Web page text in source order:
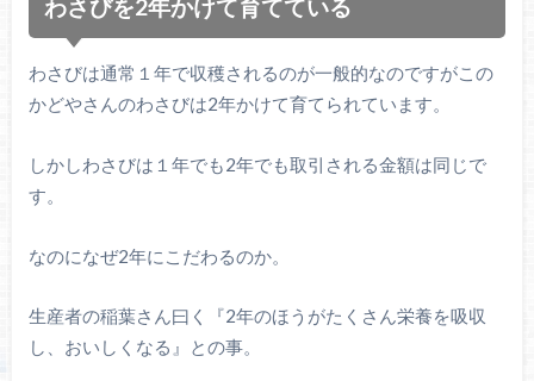
わさびを2年かけて育てている
わさびは通常１年で収穫されるのが一般的なのですがこの
かどやさんのわさびは2年かけて育てられています。
しかしわさびは１年でも2年でも取引される金額は同じで
す。
なのになぜ2年にこだわるのか。
生産者の稲葉さん曰く『2年のほうがたくさん栄養を吸収
し、おいしくなる』との事。